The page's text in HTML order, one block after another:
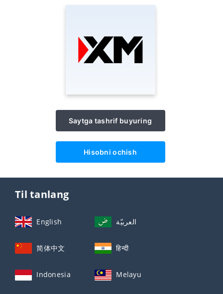
Saytga tashrif buyuring
Hisobni ochish
Til tanlang
English العربيّة
简体中文 हिन्दी
Indonesia Melayu